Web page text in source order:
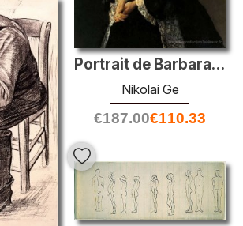
Portrait de Barbara Kochubey
Nikolai Ge
€187.00€110.33